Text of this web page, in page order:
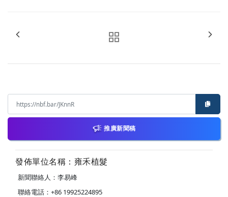
推廣新聞稿
發佈單位名稱：雍禾植髮
新聞聯絡人：李易峰
聯絡電話：+86 19925224895